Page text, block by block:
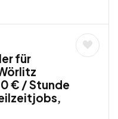
für
€ / Stunde